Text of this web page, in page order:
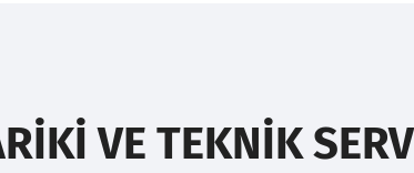
VE TEKNIK